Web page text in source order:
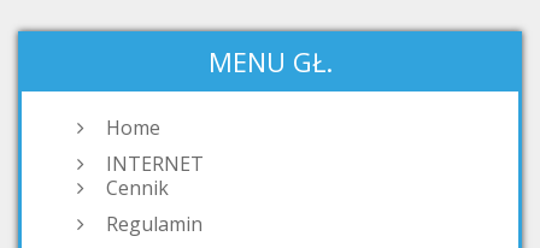
MENU GŁ.
Home
INTERNET
Cennik
Regulamin